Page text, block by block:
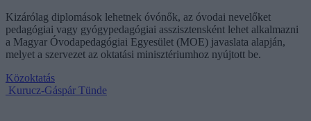
Kizárólag diplomások lehetnek óvónők, az óvodai nevelőket
pedagógiai vagy gyógypedagógiai asszisztensként lehet alkalmazni
a Magyar Óvodapedagógiai Egyesület (MOE) javaslata alapján,
melyet a szervezet az oktatási minisztériumhoz nyújtott be.
Közoktatás
Kurucz-Gáspár Tünde